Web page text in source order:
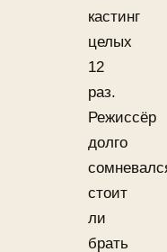
кастинг
целых
12
раз.
Режиссёр
долго
стоит
ли
брать